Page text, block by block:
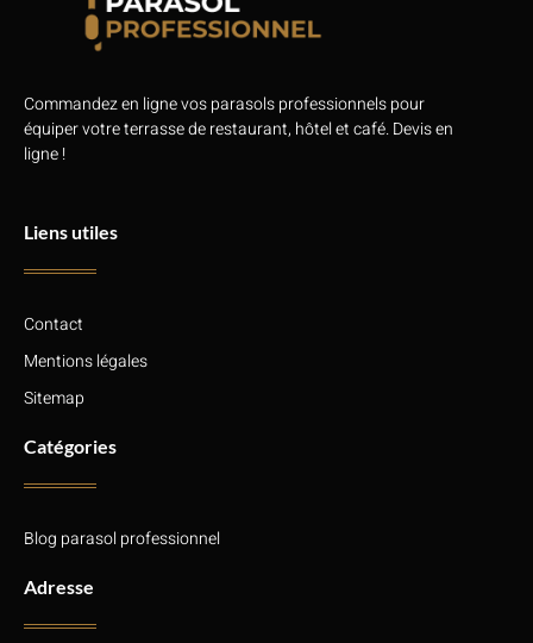
Commandez en ligne vos parasols professionnels pour
équiper votre terrasse de restaurant, hôtel et café. Devis en
ligne !
Liens utiles
Contact
Mentions légales
Sitemap
Catégories
Blog parasol professionnel
Adresse